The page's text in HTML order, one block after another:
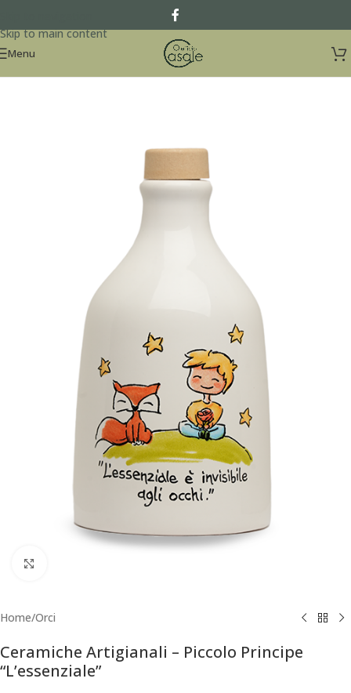
Skip to main content
Menu
Home/Orci
Ceramiche Artigianali – Piccolo Principe
“L’essenziale”